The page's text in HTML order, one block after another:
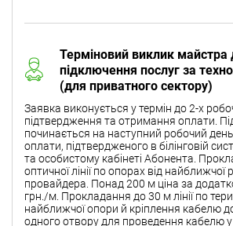
Терміновий виклик майстра
підключення послуг за
(для приватного сектору)
Заявка виконується у термін до 2-х
підтвердження та отримання оплати.
починається на наступний робочий
оплати, підтвердженого в білінговій
та особистому кабінеті Абонента.
оптичної лінії по опорах від найближчої
провайдера. Понад 200 м ціна за
грн./м. Прокладання до 30 м лінії по
найближчої опори й кріплення кабелю
одного отвору для проведення кабелю